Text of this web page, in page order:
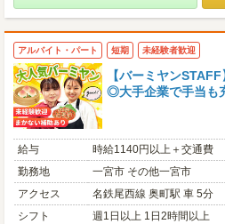
アルバイト・パート 短期 未経験者歓迎
【バーミヤン
◎大手企業で手当も
給与
時給1140円以上＋交通費
勤務地
一宮市 その他一宮市
アクセス
名鉄尾西線 奥町駅 車 5分
シフト
週1日以上 1日2時間以上